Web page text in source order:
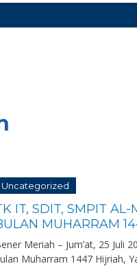
Uncategorized
IT, SDIT, SMPIT
MUHARRAM
Meriah – Jum’at, 25 Juli
Muharram 1447 Hijriah,